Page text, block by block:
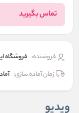
تماس بگیرید
فروشنده: فروشگاه
زمان آماده سازی:
ویدیو